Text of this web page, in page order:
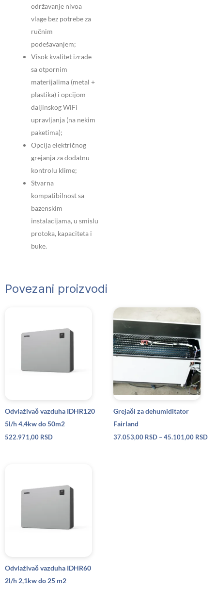
održavanje nivoa
vlage bez potrebe za
ručnim
podešavanjem;
Visok kvalitet izrade
sa otpornim
materijalima (metal +
plastika) i opcijom
daljinskog WiFi
upravljanja (na nekim
paketima);
Opcija električnog
grejanja za dodatnu
kontrolu klime;
Stvarna
kompatibilnost sa
bazenskim
instalacijama, u smislu
protoka, kapaciteta i
buke.
Povezani proizvodi
Odvlaživač vazduha IDHR120
5l/h 4,4kw do 50m2
522.971,00 RSD
Grejači za dehumiditator
Fairland
37.053,00 RSD – 45.101,00 RSD
Odvlaživač vazduha IDHR60
2l/h 2,1kw do 25 m2